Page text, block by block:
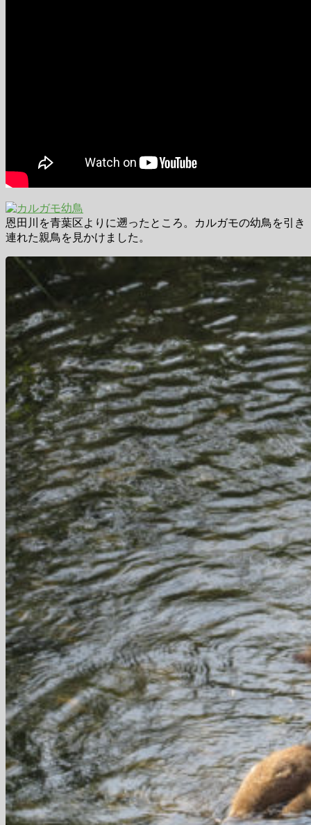
恩田川を青葉区よりに遡ったところ。カルガモの幼鳥を引き
連れた親鳥を見かけました。